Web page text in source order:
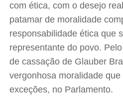
com ética, com o desejo
patamar de moralidade
responsabilidade ética que
representante do povo.
de cassação de Glauber
vergonhosa moralidade
exceções, no Parlamento.